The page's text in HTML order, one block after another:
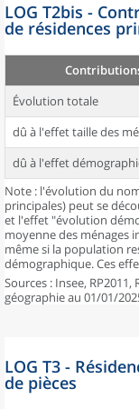
LOG T2bis -
de résidences
Évolution totale
dû à l'effet taille des
dû à l'effet
Note : l'évolution du
principales) peut se
et l'effet "évolution
moyenne des ménages
même si la population
démographique. Ces
Sources : Insee,
géographie au 01/01/
LOG T3 -
de pièces